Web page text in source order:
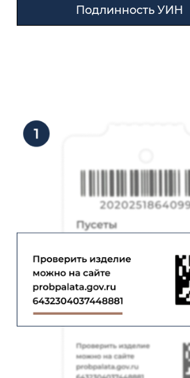
Подлинность УИН